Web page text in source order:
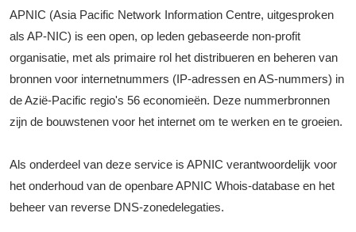
APNIC (Asia Pacific Network Information Centre, uitgesproken
als AP-NIC) is een open, op leden gebaseerde non-profit
organisatie, met als primaire rol het distribueren en beheren van
bronnen voor internetnummers (IP-adressen en AS-nummers) in
de Azië-Pacific regio's 56 economieën. Deze nummerbronnen
zijn de bouwstenen voor het internet om te werken en te groeien.
Als onderdeel van deze service is APNIC verantwoordelijk voor
het onderhoud van de openbare APNIC Whois-database en het
beheer van reverse DNS-zonedelegaties.